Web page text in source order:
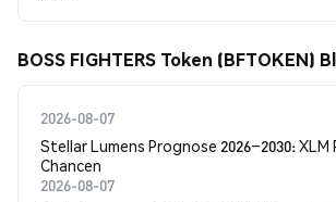
BOSS FIGHTERS Token (BFTOKEN)
2026-08-07
Stellar Lumens Prognose 2026–2030: XLM
Chancen
2026-08-07